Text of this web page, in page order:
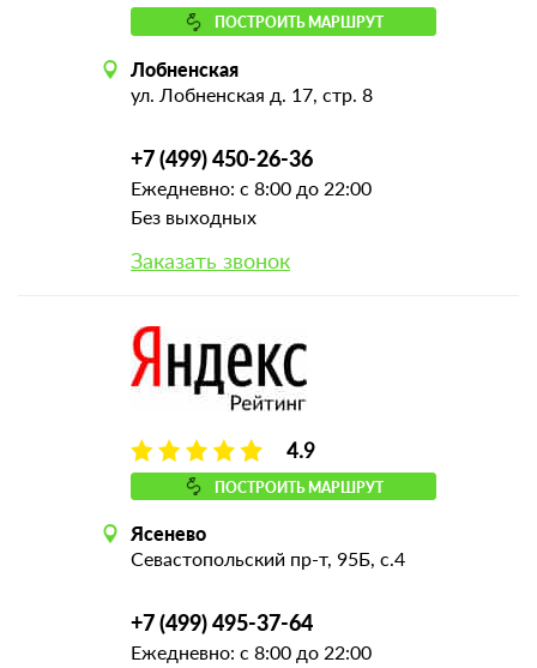
ПОСТРОИТЬ МАРШРУТ
Лобненская
ул. Лобненская д. 17, стр. 8
+7 (499) 450-26-36
Ежедневно: с 8:00 до 22:00
Без выходных
Заказать звонок
4.9
ПОСТРОИТЬ МАРШРУТ
Ясенево
Севастопольский пр-т, 95Б, с.4
+7 (499) 495-37-64
Ежедневно: с 8:00 до 22:00